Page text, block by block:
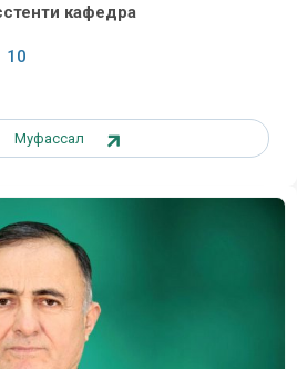
кафедра
10
Муфассал